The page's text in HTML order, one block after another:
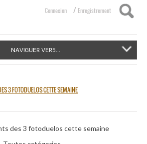
Connexion / Enregistrement
NAVIGUER VERS...
3 FOTODUELOS CETTE SEMAINE
des 3 fotoduelos cette semaine